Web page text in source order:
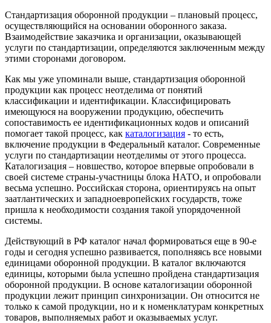
Стандартизация оборонной продукции – плановый процесс,
осуществляющийся на основании оборонного заказа.
Взаимодействие заказчика и организации, оказывающей
услуги по стандартизации, определяются заключенным между
этими сторонами договором.
Как мы уже упоминали выше, стандартизация оборонной
продукции как процесс неотделима от понятий
классификации и идентификации. Классифицировать
имеющуюся на вооружении продукцию, обеспечить
сопоставимость ее идентификационных кодов и описаний
помогает такой процесс, как каталогизация - то есть,
включение продукции в Федеральный каталог. Современные
услуги по стандартизации неотделимы от этого процесса.
Каталогизация – новшество, которое впервые опробовали в
своей системе страны-участницы блока НАТО, и опробовали
весьма успешно. Российская сторона, ориентируясь на опыт
заатлантических и западноевропейских государств, тоже
пришла к необходимости создания такой упорядоченной
системы.
Действующий в РФ каталог начал формироваться еще в 90-е
годы и сегодня успешно развивается, пополняясь все новыми
единицами оборонной продукции. В каталог включаются
единицы, которыми была успешно пройдена стандартизация
оборонной продукции. В основе каталогизации оборонной
продукции лежит принцип синхронизации. Он относится не
только к самой продукции, но и к номенклатурам конкретных
товаров, выполняемых работ и оказываемых услуг.